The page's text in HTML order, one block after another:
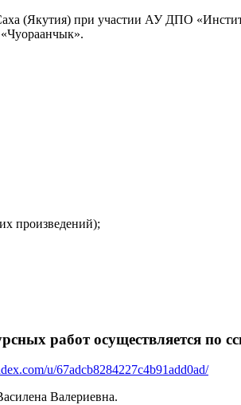
(Якутия) при участии АУ ДПО
произведений);
работ осуществляется по
u/67adcb8284227c4b91add0ad/
Валериевна.